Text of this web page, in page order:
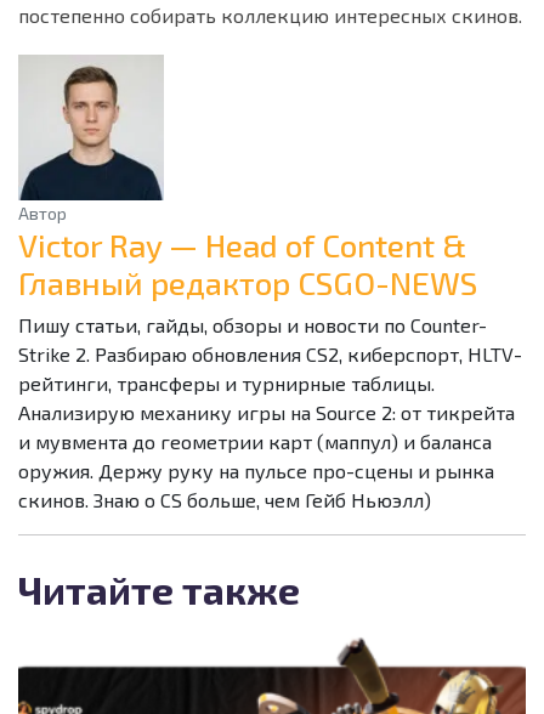
постепенно собирать коллекцию интересных скинов.
Автор
Victor Ray — Head of Content &
Главный редактор CSGO-NEWS
Пишу статьи, гайды, обзоры и новости по Counter-
Strike 2. Разбираю обновления CS2, киберспорт, HLTV-
рейтинги, трансферы и турнирные таблицы.
Анализирую механику игры на Source 2: от тикрейта
и мувмента до геометрии карт (маппул) и баланса
оружия. Держу руку на пульсе про-сцены и рынка
скинов. Знаю о CS больше, чем Гейб Ньюэлл)
Читайте также